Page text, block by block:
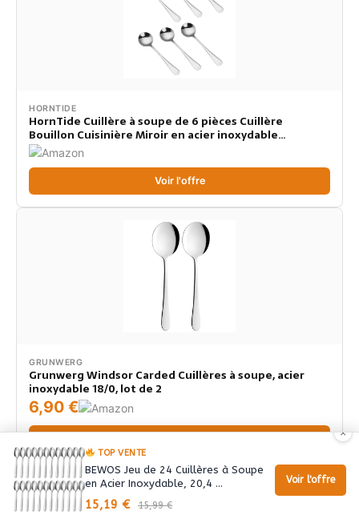
HORNTIDE
HornTide Cuillère à soupe de 6 pièces Cuillère
Bouillon Cuisinière Miroir en acier inoxydable
Polissage 6.5 pouces 16.6cm
Voir l'offre
GRUNWERG
Grunwerg Windsor Carded Cuillères à soupe, acier
inoxydable 18/0, lot de 2
6,90 €
TOP comparatif des 7 meilleurs Cafetière Italienne –
×
TOP VENTE
BEWOS Jeu de 24 Cuillères à Soupe
en Acier Inoxydable, 20,4 …
15,19 € 15,99 €
Voir l'offre